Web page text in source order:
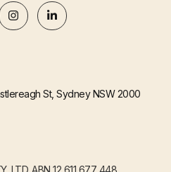
St, Sydney NSW 2000